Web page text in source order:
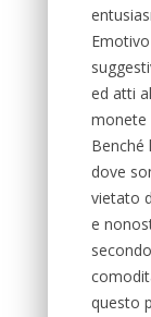
ed atti
monete
Benché
dove
vietato
e
questo